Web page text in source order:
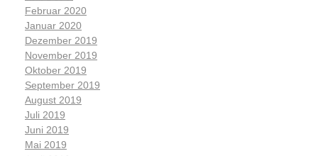
Februar 2020
Januar 2020
Dezember 2019
November 2019
Oktober 2019
September 2019
August 2019
Juli 2019
Juni 2019
Mai 2019